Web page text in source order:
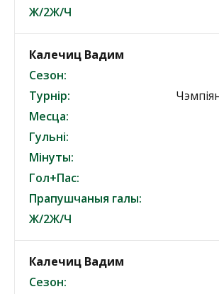
Ж/2Ж/Ч
Калечиц Вадим
Сезон:
Турнір:
Месца:
Гульні:
Мінуты:
Гол+Пас:
Прапушчаныя галы:
Ж/2Ж/Ч
Калечиц Вадим
Сезон: